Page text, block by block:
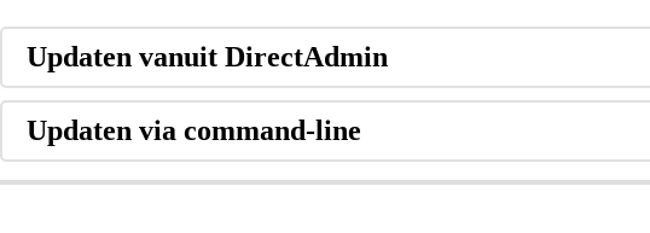
Updaten vanuit DirectAdmin
Updaten via command-line